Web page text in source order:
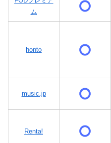
ム
honto
music.jp
Renta!